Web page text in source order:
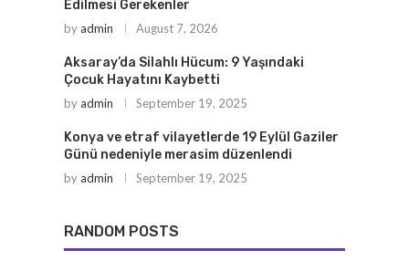
Edilmesi Gerekenler
byadmin August 7, 2026
Aksaray’da Silahlı Hücum: 9 Yaşındaki
Çocuk Hayatını Kaybetti
byadmin September 19, 2025
Konya ve etraf vilayetlerde 19 Eylül Gaziler
Günü nedeniyle merasim düzenlendi
byadmin September 19, 2025
RANDOM POSTS